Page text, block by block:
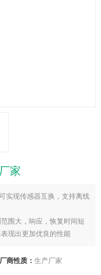
家
实现传感器互换，支持离线
围大，响应，恢复时间短
现出更加优良的性能
大点阵LCD液晶显示，支持
厂商性质： 生产厂家